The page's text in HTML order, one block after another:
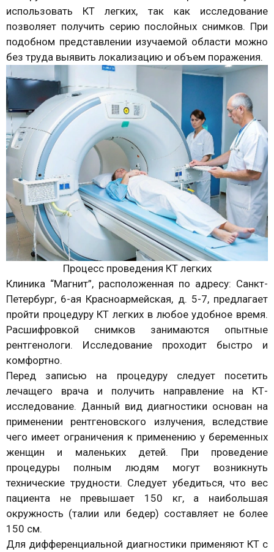
использовать КТ легких, так как исследование
позволяет получить серию послойных снимков. При
подобном представлении изучаемой области можно
без труда выявить локализацию и объем поражения.
Процесс проведения КТ легких
Клиника “Магнит”, расположенная по адресу: Санкт-
Петербург, 6-ая Красноармейская, д. 5-7, предлагает
пройти процедуру КТ легких в любое удобное время.
Расшифровкой снимков занимаются опытные
рентгенологи. Исследование проходит быстро и
комфортно.
Перед записью на процедуру следует посетить
лечащего врача и получить направление на КТ-
исследование. Данный вид диагностики основан на
применении рентгеновского излучения, вследствие
чего имеет ограничения к применению у беременных
женщин и маленьких детей. При проведение
процедуры полным людям могут возникнуть
технические трудности. Следует убедиться, что вес
пациента не превышает 150 кг, а наибольшая
окружность (талии или бедер) составляет не более
150 см.
Для дифференциальной диагностики применяют КТ с